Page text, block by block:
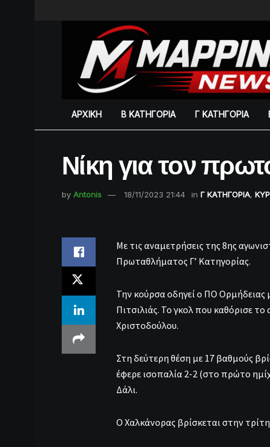
ΑΡΧΙΚΗ Β ΚΑΤΗΓΟΡΙΑ Γ ΚΑΤΗΓΟΡΙΑ
Νίκη για τον
by Antonis 18/11/2023 21:44 in Γ ΚΑΤΗΓΟΡΙΑ,
Με τις αναμετρήσεις της 8ης
Πρωταθλήματος Γ’ Κατηγορίας.
Την κούρσα οδηγεί ο ΠΟ
Πιτσιλιάς. Το γκολ που καθόρισε
Χριστοδούλου.
Στη δεύτερη θέση με 17 βαθμούς
έφερε ισοπαλία 2-2 (στο πρώτο
Δάλι.
Ο Χαλκάνορας βρίσκεται στην